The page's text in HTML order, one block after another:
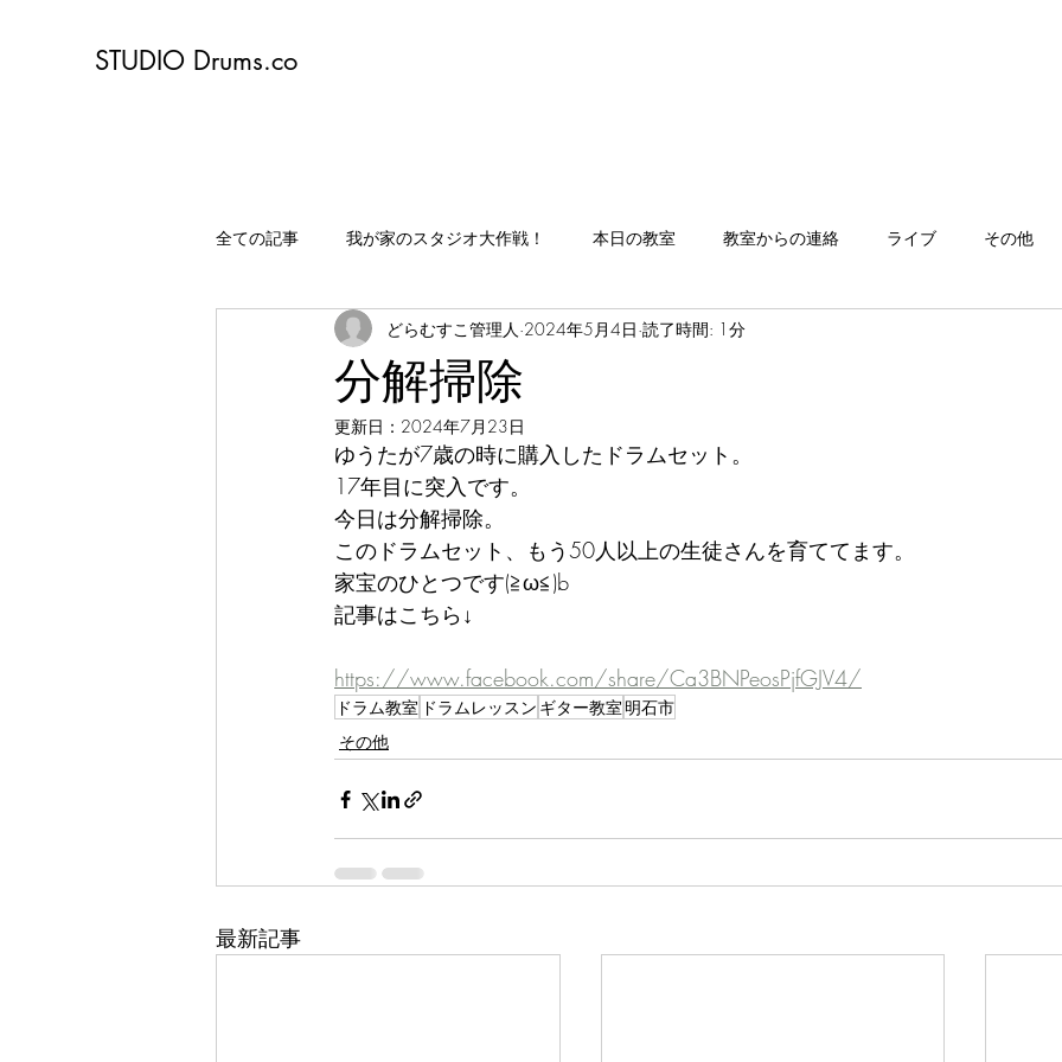
STUDIO Drums.co
全ての記事 我が家のスタジオ大作戦！ 本日の教室 教室からの連絡 ライブ その他
分解掃除
どらむすこ管理人 2024年5月4日 読了時間: 1分
更新日： 2024年7月23日
ゆうたが7歳の時に購入したドラムセット。
17年目に突入です。
今日は分解掃除。
このドラムセット、もう50人以上の生徒さんを育ててます。
家宝のひとつです(≧ω≦)b
記事はこちら↓
https://www.facebook.com/share/Ca3BNPeosPjfGJV4/
ドラム教室 ドラムレッスン ギター教室 明石市
その他
最新記事